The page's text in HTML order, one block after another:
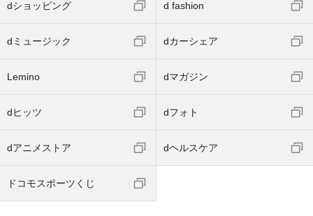
dショッピング d fashion
dミュージック dカーシェア
Lemino dマガジン
dヒッツ dフォト
dアニメストア dヘルスケア
ドコモスポーツくじ